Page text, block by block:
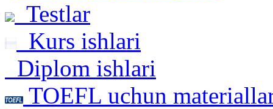
Testlar
Kurs ishlari
Diplom ishlari
TOEFL uchun